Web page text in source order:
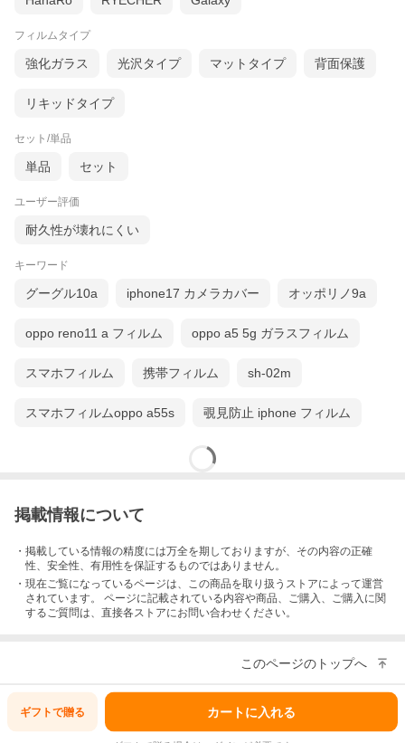
フィルムタイプ
強化ガラス 光沢タイプ マットタイプ 背面保護
リキッドタイプ
セット/単品
単品 セット
ユーザー評価
耐久性が壊れにくい
キーワード
グーグル10a iphone17 カメラカバー オッポリノ9a
oppo reno11 a フィルム oppo a5 5g ガラスフィルム
スマホフィルム 携帯フィルム sh-02m
スマホフィルムoppo a55s 覗見防止 iphone フィルム
掲載情報について
・掲載している情報の精度には万全を期しておりますが、その内容の正確
性、安全性、有用性を保証するものではありません。
・現在ご覧になっているページは、この商品を取り扱うストアによって運営
されています。 ページに記載されている内容や商品、ご購入 、ご購入に関
するご質問は、直接各ストアにお問い合わせください。
このページのトップへ
ギフトで贈る カートに入れる